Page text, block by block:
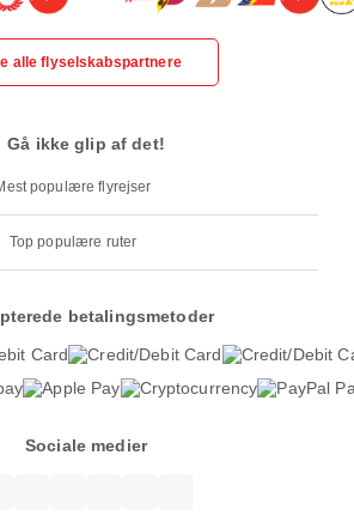
alle flyselskabspartnere
Gå ikke glip af det!
populære flyrejser
Top populære ruter
betalingsmetoder
Sociale medier